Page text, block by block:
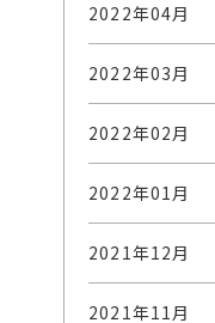
2022年04月
2022年03月
2022年02月
2022年01月
2021年12月
2021年11月